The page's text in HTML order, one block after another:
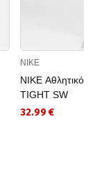
NIKE
NIKE Αθλητικό
TIGHT SW
32.99 €